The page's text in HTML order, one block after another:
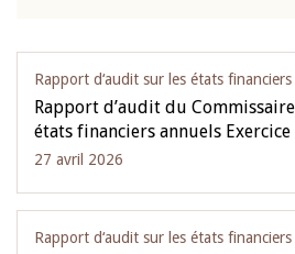
Rapport d‘audit sur les états financiers
Rapport d’audit du
états financiers annuels
27 avril 2026
Rapport d‘audit sur les états financiers